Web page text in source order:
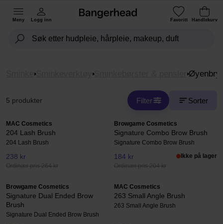
Meny Logg inn Favoritt Handlekurv
Sminkeverktøy Sminkebørster & pensler
5 produkter Filter Sorter
MAC Cosmetics
204 Lash Brush
204 Lash Brush
238 kr
Ordinær pris 264 kr
Browgame Cosmetics
Signature Combo Brow Brush
Signature Combo Brow Brush
184 kr
Ordinær pris 204 kr
Ikke på lager
Browgame Cosmetics
Signature Dual Ended Brow
Brush
Signature Dual Ended Brow Brush
MAC Cosmetics
263 Small Angle Brush
263 Small Angle Brush